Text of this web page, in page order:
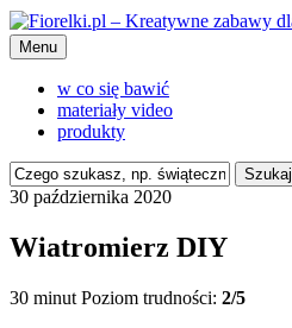
Menu
w co się bawić
materiały video
produkty
Szukaj
30 października 2020
Wiatromierz DIY
30 minut Poziom trudności: 2/5